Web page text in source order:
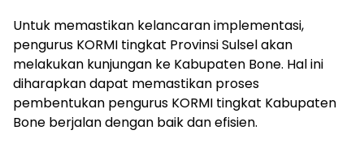
Untuk memastikan kelancaran implementasi,
pengurus KORMI tingkat Provinsi Sulsel akan
melakukan kunjungan ke Kabupaten Bone. Hal ini
diharapkan dapat memastikan proses
pembentukan pengurus KORMI tingkat Kabupaten
Bone berjalan dengan baik dan efisien.